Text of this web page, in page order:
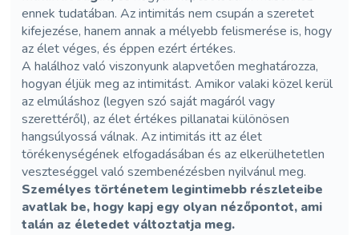
ennek tudatában. Az intimitás nem csupán a szeretet
kifejezése, hanem annak a mélyebb felismerése is, hogy
az élet véges, és éppen ezért értékes.
A halálhoz való viszonyunk alapvetően meghatározza,
hogyan éljük meg az intimitást. Amikor valaki közel kerül
az elmúláshoz (legyen szó saját magáról vagy
szerettéről), az élet értékes pillanatai különösen
hangsúlyossá válnak. Az intimitás itt az élet
törékenységének elfogadásában és az elkerülhetetlen
veszteséggel való szembenézésben nyilvánul meg.
Személyes történetem legintimebb részleteibe
avatlak be, hogy kapj egy olyan nézőpontot, ami
talán az életedet változtatja meg.